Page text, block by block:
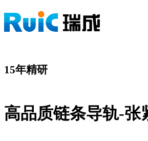
15年精研
高品质链条导轨-张